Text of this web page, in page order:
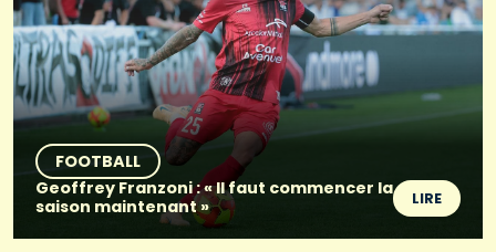
FOOTBALL
Geoffrey Franzoni : « Il faut commencer la
saison maintenant »
LIRE